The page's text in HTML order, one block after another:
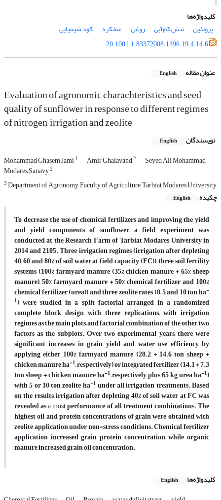
کلیدواژه‌ها
پروتئین
تنش کم‌آبی روغن عملکرد
کود شیمیایی
20.1001.1.83372008.1396.19.4.14.6
عنوان مقاله English
Evaluation of agronomic charachteristics and seed
quality of sunflower in response to different regimes
of nitrogen, irrigation and zeolite
نویسندگان English
Mohammad Ghasem Jami1 Amir Ghalavand2 Seyed Ali Mohammad
Modares Sanavy2
3Department of Agronomy, Faculty of Agriculture, Tarbiat Modares University
چکیده
English
To decrease the use of chemical fertilizers and improving the yield
and yield components of sunflower, a field experiment was
conducted at the Research Farm of Tarbiat Modares University in
2014 and 2105. Three irrigation regimes (irrigation after depleting
40, 60 and 80% of soil water at field capacity (FC)), three soil fertility
systems (100% farmyard manure (35% chicken manure + 65% sheep
manure), 50% farmyard manure + 50% chemical fertilizer and 100%
chemical fertilizer (urea)) and three zeolite rates (0, 5 and 10 ton ha-
1) were studied in a split factorial arranged in a randomized
complete block design with three replications, with irrigation
regimes as the main plots, and factorial combination of the other two
factors as the subplots. Over two experimental years, there were
significant increases in grain yield and water use efficiency by
applying either 100% farmyard manure (28.2 + 14.6 ton sheep +
chicken manure ha-1, respectively) or integrated fertilizer (14.1 + 7.3
ton sheep + chicken manure ha-1, respectively plus 65 kg urea ha-1)
with 5 or 10 ton zeolite ha-1 under all irrigation treatments. Based
on the results, irrigation after depleting 40% of soil water at FC was
revealed asa mostperformance of all treatment combinations. The
highest oil and protein concentrations of grain were obtained with
zeolite application under non-stress conditions. Chemical fertilizer
application increased grain protein concentration, while organic
manure increased grain oil concentration.
کلیدواژه‌ها English